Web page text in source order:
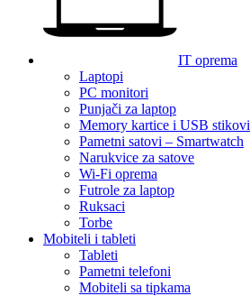
IT oprema
Laptopi
PC monitori
Punjači za laptop
Memory kartice i USB stikovi
Pametni satovi – Smartwatch
Narukvice za satove
Wi-Fi oprema
Futrole za laptop
Ruksaci
Torbe
Mobiteli i tableti
Tableti
Pametni telefoni
Mobiteli sa tipkama